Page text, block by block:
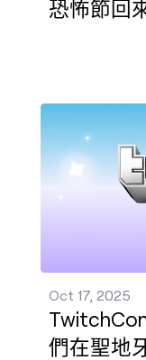
恐怖節回
Oct 17, 2025
們在聖地